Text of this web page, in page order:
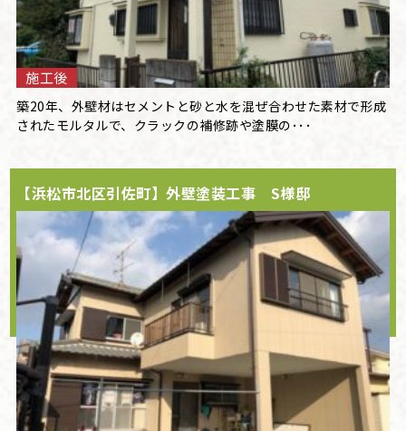
施工後
築20年、外壁材はセメントと砂と水を混ぜ合わせた素材で形成
されたモルタルで、クラックの補修跡や塗膜の･･･
【浜松市北区引佐町】外壁塗装工事 S様邸